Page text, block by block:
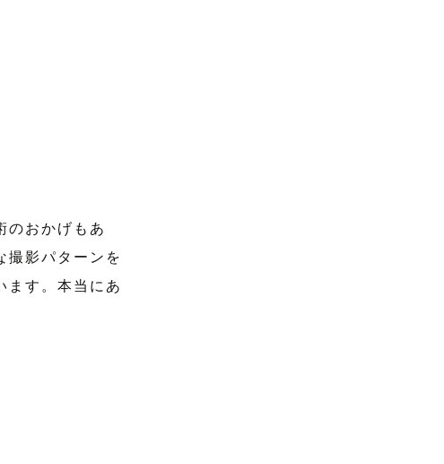
のおかげもあ
撮影パターンを
ます。本当にあ